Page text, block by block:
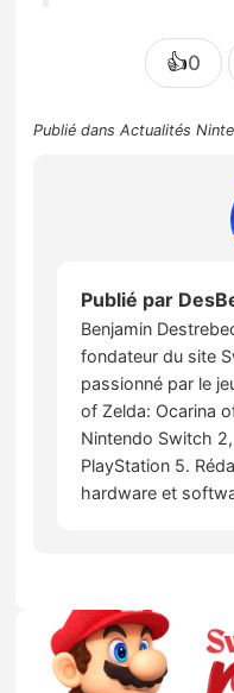
👍0
Publié dansActualités
Publié par
Benjamin
fondateur du site
passionné par le
of Zelda: Ocarina
Nintendo Switch
PlayStation 5.
hardware et